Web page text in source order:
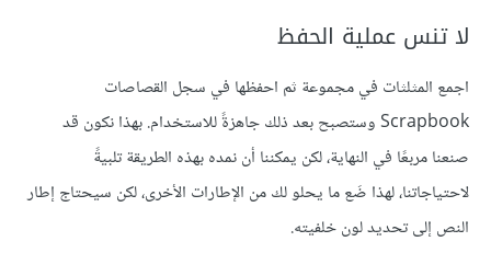
لا تنس عملية الحفظ
اجمع المثلثات في مجموعة ثم احفظها في سجل القصاصات
Scrapbook وستصبح بعد ذلك جاهزةً للاستخدام. بهذا نكون قد
صنعنا مربعًا في النهاية، لكن يمكننا أن نمده بهذه الطريقة تلبيةً
لاحتياجاتنا، لهذا ضَع ما يحلو لك من الإطارات الأخرى، لكن سيحتاج إطار
النص إلى تحديد لون خلفيته.